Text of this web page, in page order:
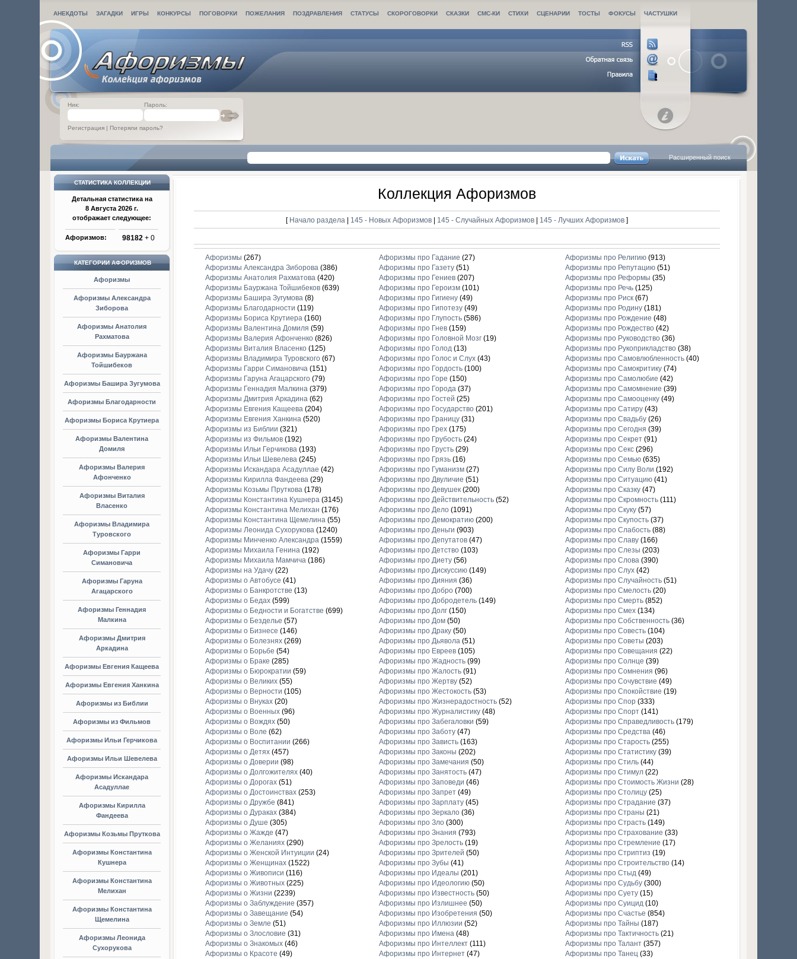
АНЕКДОТЫ ЗАГАДКИ ИГРЫ КОНКУРСЫ ПОГОВОРКИ ПОЖЕЛАНИЯ ПОЗДРАВЛЕНИЯ СТАТУСЫ СКОРОГОВОРКИ СКАЗКИ СМС-КИ СТИХИ СЦЕНАРИИ ТОСТЫ ФОКУСЫ ЧАСТУШКИ
Ник: Пароль:
Регистрация | Потеряли пароль?
Расширенный поиск
СТАТИСТИКА КОЛЛЕКЦИИ
Детальная статистика на
8 Августа 2026 г.
отображает следующее:
Афоризмов: 98182+ 0
КАТЕГОРИИ АФОРИЗМОВ
Афоризмы
Афоризмы Александра
Зиборова
Афоризмы Анатолия
Рахматова
Афоризмы Бауржана
Тойшибеков
Афоризмы Башира Зугумова
Афоризмы Благодарности
Афоризмы Бориса Крутиера
Афоризмы Валентина
Домиля
Афоризмы Валерия
Афонченко
Афоризмы Виталия
Власенко
Афоризмы Владимира
Туровского
Афоризмы Гарри
Симановича
Афоризмы Гаруна
Агацарского
Афоризмы Геннадия
Малкина
Афоризмы Дмитрия
Аркадина
Афоризмы Евгения Кащеева
Афоризмы Евгения Ханкина
Афоризмы из Библии
Афоризмы из Фильмов
Афоризмы Ильи Герчикова
Афоризмы Ильи Шевелева
Афоризмы Искандара
Асадуллае
Афоризмы Кирилла
Фандеева
Афоризмы Козьмы Пруткова
Афоризмы Константина
Кушнера
Афоризмы Константина
Мелихан
Афоризмы Константина
Щемелина
Афоризмы Леонида
Сухорукова
Коллекция Афоризмов
[ Начало раздела | 145 - Новых Афоризмов | 145 - Случайных Афоризмов | 145 - Лучших Афоризмов]
Афоризмы (267)
Афоризмы Александра Зиборова(386)
Афоризмы Анатолия Рахматова(420)
Афоризмы Бауржана Тойшибеков(639)
Афоризмы Башира Зугумова(8)
Афоризмы Благодарности (119)
Афоризмы Бориса Крутиера(160)
Афоризмы Валентина Домиля (59)
Афоризмы Валерия Афонченко(826)
Афоризмы Виталия Власенко(125)
Афоризмы Владимира Туровского(67)
Афоризмы Гарри Симановича(151)
Афоризмы Гаруна Агацарского(79)
Афоризмы Геннадия Малкина(379)
Афоризмы Дмитрия Аркадина(62)
Афоризмы Евгения Кащеева(204)
Афоризмы Евгения Ханкина(520)
Афоризмы из Библии (321)
Афоризмы из Фильмов(192)
Афоризмы Ильи Герчикова(193)
Афоризмы Ильи Шевелева(245)
Афоризмы Искандара Асадуллае (42)
Афоризмы Кирилла Фандеева(29)
Афоризмы Козьмы Пруткова(178)
Афоризмы Константина Кушнера(3145)
Афоризмы Константина Мелихан (176)
Афоризмы Константина Щемелина(55)
Афоризмы Леонида Сухорукова(1240)
Афоризмы Минченко Александра(1559)
Афоризмы Михаила Генина(192)
Афоризмы Михаила Мамчича(186)
Афоризмы на Удачу(22)
Афоризмы о Автобусе (41)
Афоризмы о Банкротстве (13)
Афоризмы о Бедах(599)
Афоризмы о Бедности и Богатстве (699)
Афоризмы о Безделье (57)
Афоризмы о Бизнесе (146)
Афоризмы о Болезнях(269)
Афоризмы о Борьбе (54)
Афоризмы о Браке (285)
Афоризмы о Бюрократии (59)
Афоризмы о Великих(55)
Афоризмы о Верности (105)
Афоризмы о Внуках(20)
Афоризмы о Военных(96)
Афоризмы о Вождях(50)
Афоризмы о Воле (62)
Афоризмы о Воспитании (266)
Афоризмы о Детях(457)
Афоризмы о Доверии (98)
Афоризмы о Долгожителях(40)
Афоризмы о Дорогах(51)
Афоризмы о Достоинствах(253)
Афоризмы о Дружбе (841)
Афоризмы о Дураках(384)
Афоризмы о Душе (305)
Афоризмы о Жажде (47)
Афоризмы о Желаниях(290)
Афоризмы о Женской Интуиции (24)
Афоризмы о Женщинах(1522)
Афоризмы о Живописи (116)
Афоризмы о Животных(225)
Афоризмы о Жизни (2239)
Афоризмы о Заблуждение (357)
Афоризмы о Завещание (54)
Афоризмы о Земле (51)
Афоризмы о Злословие (31)
Афоризмы о Знакомых(46)
Афоризмы о Красоте (49)
Афоризмы про Гадание (27)
Афоризмы про Газету(51)
Афоризмы про Гениев(207)
Афоризмы про Героизм(101)
Афоризмы про Гигиену(49)
Афоризмы про Гипотезу(49)
Афоризмы про Глупость(586)
Афоризмы про Гнев(159)
Афоризмы про Головной Мозг(19)
Афоризмы про Голод(13)
Афоризмы про Голос и Слух(43)
Афоризмы про Гордость(100)
Афоризмы про Горе (150)
Афоризмы про Города(37)
Афоризмы про Гостей (25)
Афоризмы про Государство(201)
Афоризмы про Границу(31)
Афоризмы про Грех(175)
Афоризмы про Грубость(24)
Афоризмы про Грусть(29)
Афоризмы про Грязь(16)
Афоризмы про Гуманизм(27)
Афоризмы про Двуличие (51)
Афоризмы про Девушек(200)
Афоризмы про Действительность(52)
Афоризмы про Дело(1091)
Афоризмы про Демократию(200)
Афоризмы про Деньги (903)
Афоризмы про Депутатов(47)
Афоризмы про Детство(103)
Афоризмы про Диету(56)
Афоризмы про Дискуссию(149)
Афоризмы про Дияния (36)
Афоризмы про Добро(700)
Афоризмы про Добродетель(149)
Афоризмы про Долг(150)
Афоризмы про Дом(50)
Афоризмы про Драку(50)
Афоризмы про Дьявола(51)
Афоризмы про Евреев(105)
Афоризмы про Жадность(99)
Афоризмы про Жалость(91)
Афоризмы про Жертву(52)
Афоризмы про Жестокость(53)
Афоризмы про Жизнерадостность(52)
Афоризмы про Журналистику(48)
Афоризмы про Забегаловки (59)
Афоризмы про Заботу(47)
Афоризмы про Зависть(163)
Афоризмы про Законы (202)
Афоризмы про Замечания (50)
Афоризмы про Занятость(47)
Афоризмы про Заповеди (46)
Афоризмы про Запрет(49)
Афоризмы про Зарплату(45)
Афоризмы про Зеркало(36)
Афоризмы про Зло(300)
Афоризмы про Знания (793)
Афоризмы про Зрелость(19)
Афоризмы про Зрителей (50)
Афоризмы про Зубы (41)
Афоризмы про Идеалы (201)
Афоризмы про Идеологию(50)
Афоризмы про Известность(50)
Афоризмы про Излишнее (50)
Афоризмы про Изобретения (50)
Афоризмы про Иллюзии (52)
Афоризмы про Имена(48)
Афоризмы про Интеллект(111)
Афоризмы про Интернет(47)
Афоризмы про Религию(913)
Афоризмы про Репутацию(51)
Афоризмы про Реформы (35)
Афоризмы про Речь(125)
Афоризмы про Риск(67)
Афоризмы про Родину(181)
Афоризмы про Рождение (48)
Афоризмы про Рождество(42)
Афоризмы про Руководство(36)
Афоризмы про Рукоприкладство(38)
Афоризмы про Самовлюбленность(40)
Афоризмы про Самокритику(74)
Афоризмы про Самолюбие (42)
Афоризмы про Самомнение (39)
Афоризмы про Самооценку(49)
Афоризмы про Сатиру(43)
Афоризмы про Свадьбу(26)
Афоризмы про Сегодня (39)
Афоризмы про Секрет(91)
Афоризмы про Секс(296)
Афоризмы про Семью(635)
Афоризмы про Силу Воли (192)
Афоризмы про Ситуацию(41)
Афоризмы про Сказку(47)
Афоризмы про Скромность(111)
Афоризмы про Скуку(57)
Афоризмы про Скупость(37)
Афоризмы про Слабость(88)
Афоризмы про Славу(166)
Афоризмы про Слезы (203)
Афоризмы про Слова(390)
Афоризмы про Слух(42)
Афоризмы про Случайность(51)
Афоризмы про Смелость(20)
Афоризмы про Смерть(852)
Афоризмы про Смех(134)
Афоризмы про Собственность(36)
Афоризмы про Совесть(104)
Афоризмы про Советы (203)
Афоризмы про Совещания (22)
Афоризмы про Солнце (39)
Афоризмы про Сомнения (96)
Афоризмы про Сочувствие (49)
Афоризмы про Спокойствие (19)
Афоризмы про Спор(333)
Афоризмы про Спорт(141)
Афоризмы про Справедливость(179)
Афоризмы про Средства(46)
Афоризмы про Старость(255)
Афоризмы про Статистику(39)
Афоризмы про Стиль(44)
Афоризмы про Стимул(22)
Афоризмы про Стоимость Жизни (28)
Афоризмы про Столицу(25)
Афоризмы про Страдание (37)
Афоризмы про Страны (21)
Афоризмы про Страсть(149)
Афоризмы про Страхование (33)
Афоризмы про Стремление (17)
Афоризмы про Стриптиз (19)
Афоризмы про Строительство(14)
Афоризмы про Стыд(49)
Афоризмы про Судьбу(300)
Афоризмы про Суету(15)
Афоризмы про Суицид(10)
Афоризмы про Счастье (854)
Афоризмы про Тайны (187)
Афоризмы про Тактичность(21)
Афоризмы про Талант(357)
Афоризмы про Танец(33)